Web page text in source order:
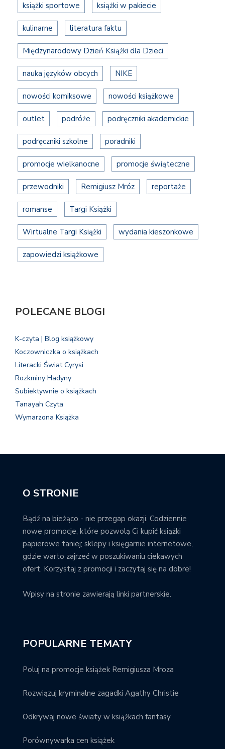
książki sportowe książki w pakiecie
kulinarne literatura faktu
Międzynarodowy Dzień Książki dla Dzieci
nauka języków obcych NIKE
nowości komiksowe nowości książkowe
outlet podróże podręczniki akademickie
podręczniki szkolne poradniki
promocje wielkanocne promocje świąteczne
przewodniki Remigiusz Mróz reportaże
romanse Targi Książki
Wirtualne Targi Książki wydania kieszonkowe
zapowiedzi książkowe
POLECANE BLOGI
K-czyta | Blog książkowy
Koczowniczka o książkach
Literacki Świat Cyrysi
Rozkminy Hadyny
Subiektywnie o książkach
Tanayah Czyta
Wymarzona Książka
O STRONIE
Bądź na bieżąco - nie przegap okazji. Codziennie
nowe promocje, które pozwolą Ci kupić książki
papierowe taniej; sklepy i księgarnie internetowe,
gdzie warto zajrzeć w poszukiwaniu ciekawych
ofert. Korzystaj z promocji i zaczytaj się na dobre!
Wpisy na stronie zawierają linki partnerskie.
POPULARNE TEMATY
Poluj na promocje książek Remigiusza Mroza
Rozwiązuj kryminalne zagadki Agathy Christie
Odkrywaj nowe światy w książkach fantasy
Porównywarka cen książek